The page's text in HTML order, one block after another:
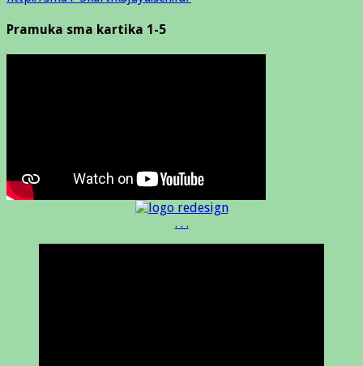
Pramuka sma kartika 1-5
. . .